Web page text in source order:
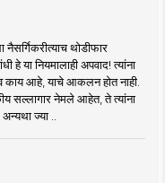
नैसर्गिकरीत्याच थोडीफार
हे या नियमालाही अपवाद! त्यांना
काय आहे, याचे आकलन होत नाही.
सल्लागार नेमले आहेत, ते त्यांना
ज्या ..